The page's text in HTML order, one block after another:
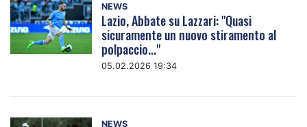
NEWS
Lazio, Abbate su Lazzari: "Quasi
sicuramente un nuovo stiramento al
polpaccio..."
05.02.2026 19:34
NEWS